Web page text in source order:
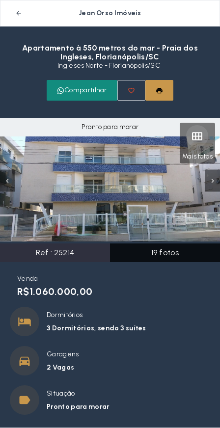
Jean Orso Imóveis
Apartamento à 550 metros do mar - Praia dos
Ingleses, Florianópolis/SC
Ingleses Norte - Florianópolis/SC
Compartilhar
Mais fotos
Ref.: 25214 19 fotos
Pronto para morar
Venda
R$1.060.000,00
Dormitórios
3 Dormitórios, sendo 3 suítes
Garagens
2 Vagas
Situação
Pronto para morar